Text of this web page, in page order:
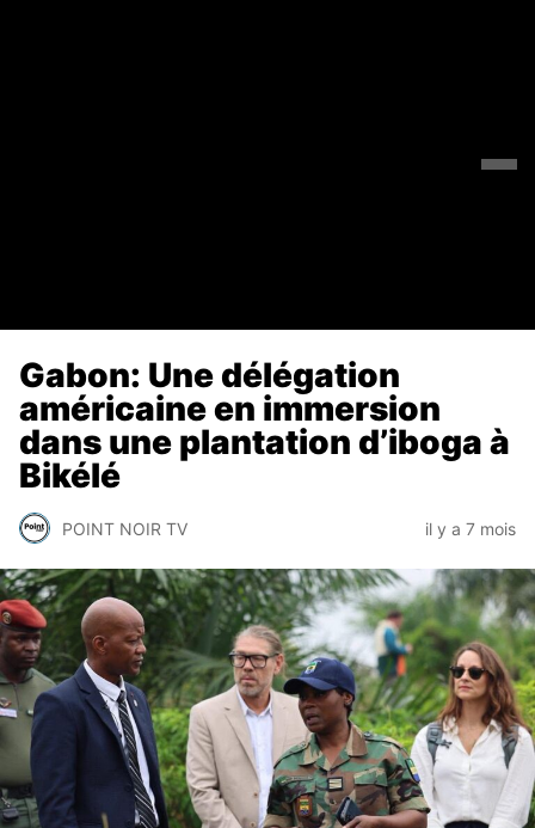
Gabon: Une délégation
américaine en immersion
dans une plantation d’iboga à
Bikélé
POINT NOIR TV il y a 7 mois